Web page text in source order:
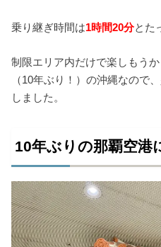
乗り継ぎ時間は1時間20分とた
制限エリア内だけで楽しもう
（10年ぶり！）の沖縄なので
しました。
10年ぶりの那覇空港